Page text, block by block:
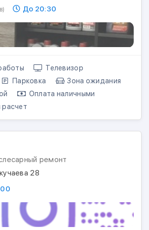
До 20:30
Телевизор
Парковка
Зона ожидания
Оплата наличными
расчет
ремонт
28